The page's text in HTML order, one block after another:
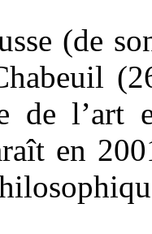
(de
de
en